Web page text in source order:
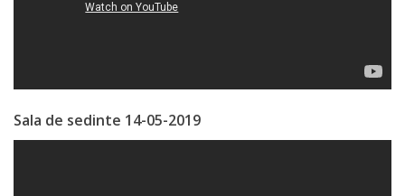
Operator
CISC
Sala de sedinte 14-05-2019